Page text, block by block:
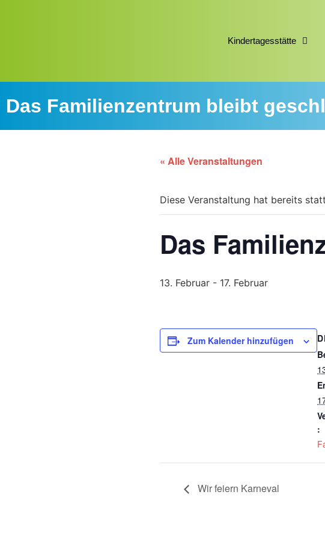
Kindertagesstätte
Das Familienzentrum bleibt
« Alle Veranstaltungen
Diese Veranstaltung hat bereits
Das
13. Februar - 17. Februar
Zum Kalender hinzufügen
:
Wir feiern Karneval